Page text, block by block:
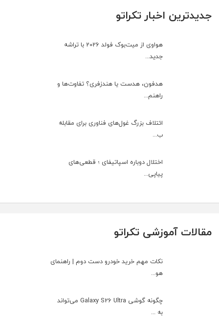
جدیدترین اخبار تکراتو
هواوی از میت‌بوک فولد 2026 با تراشه
جدید...
هدفون، هدست یا هندزفری؟ تفاوت‌ها و
راهنم...
ائتلاف بزرگ غول‌های فناوری برای مقابله
ب...
اختلال دوباره اسپاتیفای ؛ قطعی‌های
پیاپی...
مقالات آموزشی تکراتو
نکات مهم خرید خودرو دست دوم | راهنمای
هو...
چگونه گوشی Galaxy S26 Ultra می‌تواند
به ...